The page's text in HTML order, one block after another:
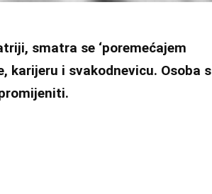
smatra se ‘poremećajem
karijeru i svakodnevicu. Osoba s